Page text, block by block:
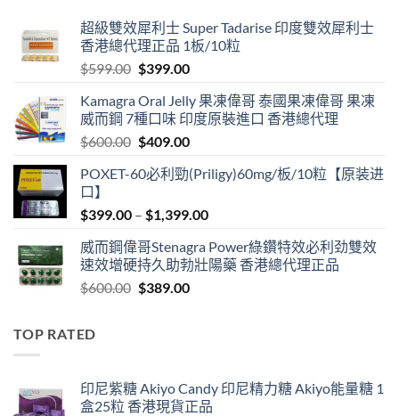
超級雙效犀利士 Super Tadarise 印度雙效犀利士
香港總代理正品 1板/10粒
$599.00 Original
was:
$599.00.
$399.00Current
is:
$399.00.
Kamagra Oral Jelly 果凍偉哥 泰國果凍偉哥 果凍
威而鋼 7種口味 印度原裝進口 香港總代理
$600.00 Original
was:
$409.00Current
is:
POXET-60必利勁(Priligy)60mg/板/10粒【原装进
口】
$399.00 – $1,399.00Price
$399.00
through
威而鋼偉哥Stenagra Power綠鑽特效必利劲雙效
速效增硬持久助勃壯陽藥 香港總代理正品
$600.00 Original
$389.00Current
TOP RATED
印尼紫糖 Akiyo Candy 印尼精力糖 Akiyo能量糖 1
盒25粒 香港現貨正品